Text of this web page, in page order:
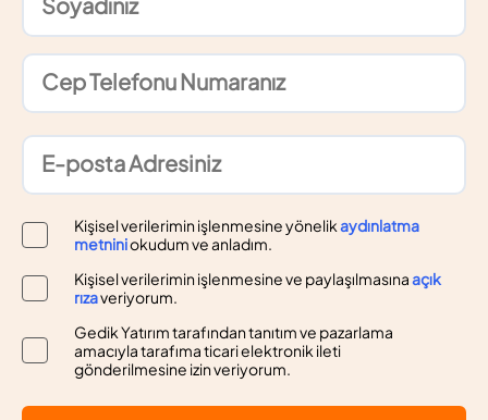
Kişisel verilerimin işlenmesine yönelikaydınlatma
metniniokudum ve anladım.
Kişisel verilerimin işlenmesine ve paylaşılmasınaaçık
rızaveriyorum.
Gedik Yatırım tarafından tanıtım ve pazarlama
amacıyla tarafıma ticari elektronik ileti
gönderilmesine izin veriyorum.